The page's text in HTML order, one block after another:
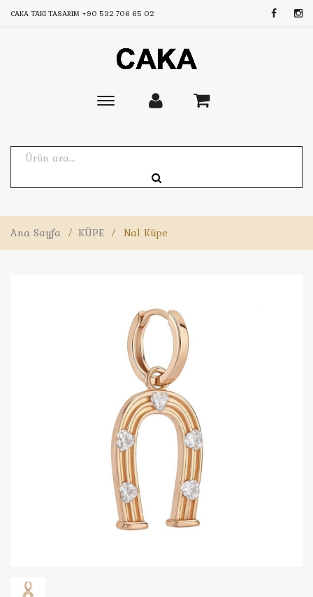
CAKA TAKI TASARIM +90 532 706 65 02
Toggle
Ana Sayfa / KÜPE / Nal Küpe